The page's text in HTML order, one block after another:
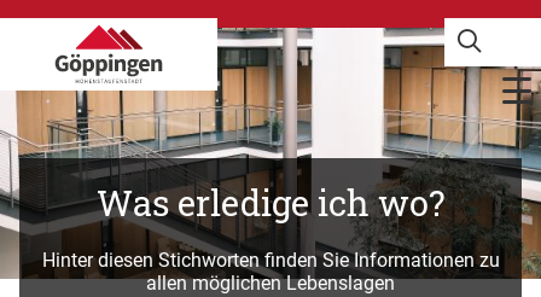
Was erledige ich wo?
Hinter diesen Stichworten finden Sie Informationen zu
allen möglichen Lebenslagen